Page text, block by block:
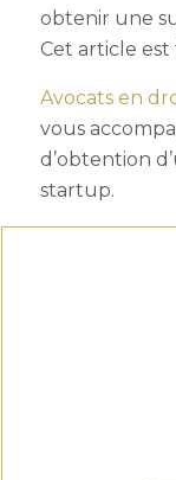
obtenir une
Cet article
Avocats en
vous
d’obtention
startup.